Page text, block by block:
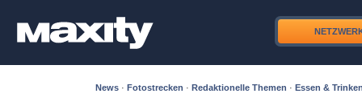
News · Fotostrecken · Redaktionelle Themen · Essen &